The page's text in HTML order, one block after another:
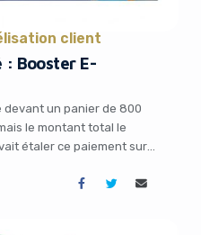
client
: Booster E-
devant un panier de 800
le montant total le
étaler ce paiement sur
et votre chiffre